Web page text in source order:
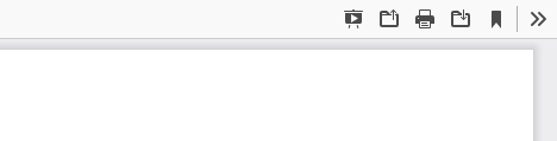
Presentation
Mode
OpenPrint Download
Current
View
計表
製